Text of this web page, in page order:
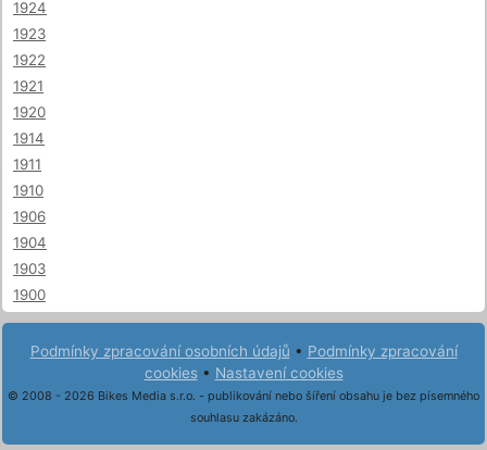
1924
1923
1922
1921
1920
1914
1911
1910
1906
1904
1903
1900
Podmínky zpracování osobních údajů • Podmínky zpracování
cookies• Nastavení cookies
© 2008 - 2026 Bikes Media s.r.o. - publikování nebo šíření obsahu je bez písemného
souhlasu zakázáno.